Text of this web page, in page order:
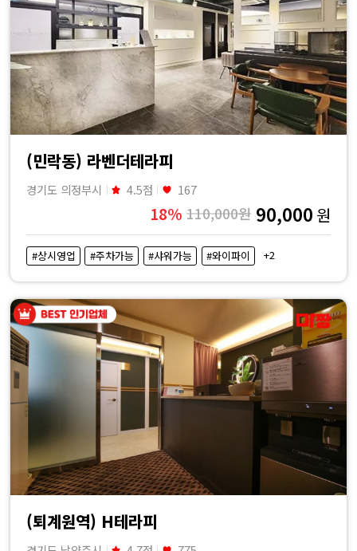
(민락동) 라벤더테라피
경기도 의정부시 4.5점 167
18% 110,000원 90,000 원
#상시영업 #주차가능 #샤워가능 #와이파이 +2
(퇴계원역) H테라피